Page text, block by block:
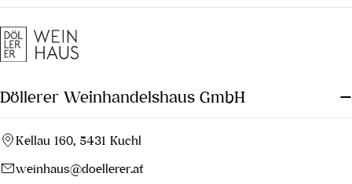
Döllerer Weinhandelshaus GmbH
Kellau 160, 5431 Kuchl
weinhaus@doellerer.at